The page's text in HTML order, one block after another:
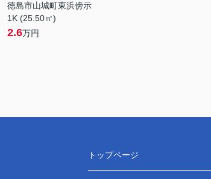
徳島市山城町東浜傍示
1K (25.50㎡)
2.6万円
トップページ